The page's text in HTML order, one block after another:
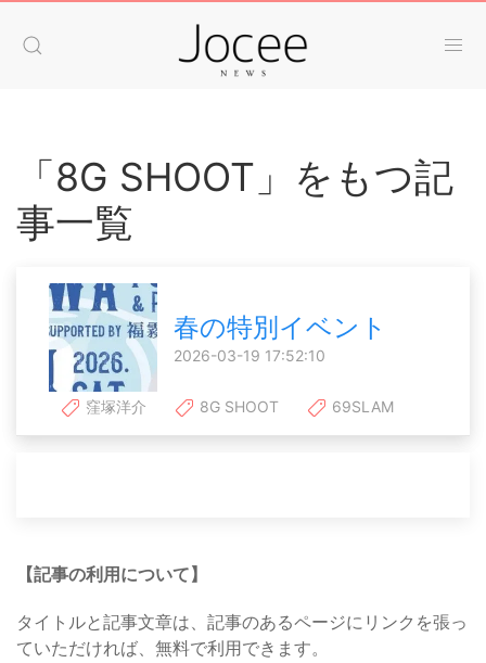
「8G SHOOT」をもつ記
事一覧
春の特別イベント
2026-03-19 17:52:10
窪塚洋介 8G SHOOT 69SLAM
【記事の利用について】
タイトルと記事文章は、記事のあるページにリンクを張っ
ていただければ、無料で利用できます。